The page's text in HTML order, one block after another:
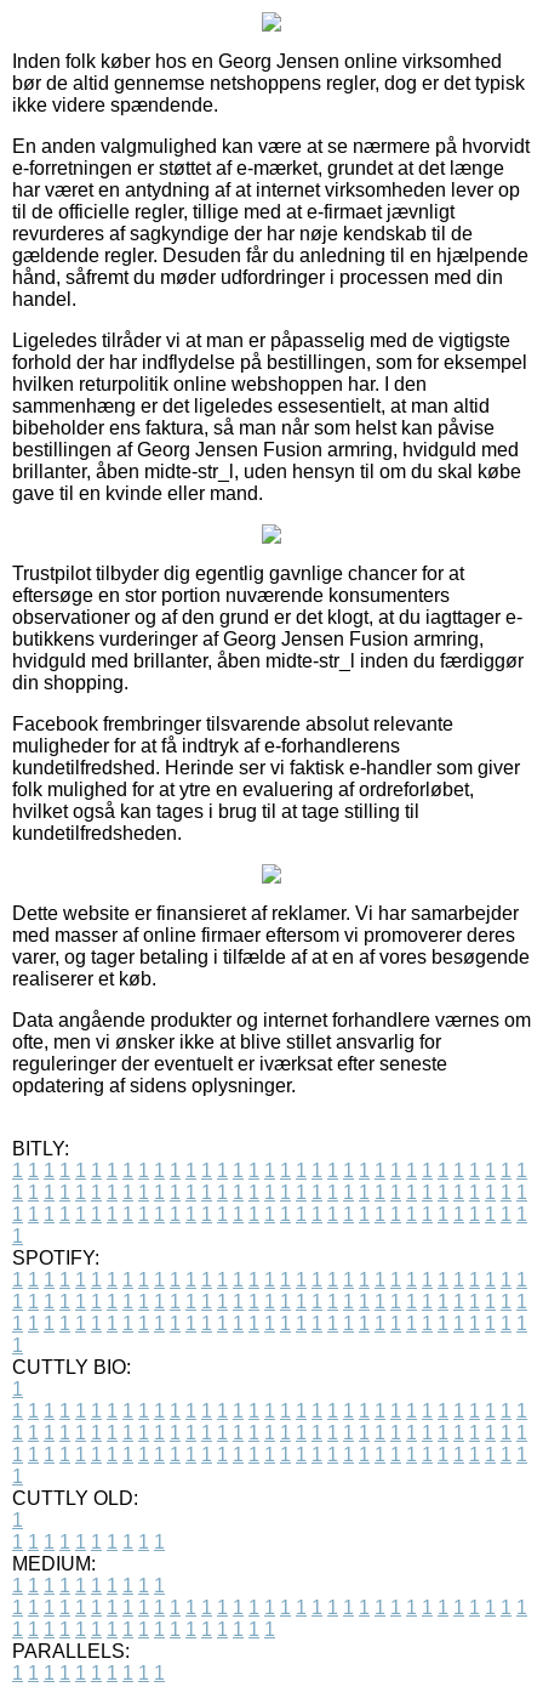
Inden folk køber hos en Georg Jensen online virksomhed
bør de altid gennemse netshoppens regler, dog er det typisk
ikke videre spændende.
En anden valgmulighed kan være at se nærmere på hvorvidt
e-forretningen er støttet af e-mærket, grundet at det længe
har været en antydning af at internet virksomheden lever op
til de officielle regler, tillige med at e-firmaet jævnligt
revurderes af sagkyndige der har nøje kendskab til de
gældende regler. Desuden får du anledning til en hjælpende
hånd, såfremt du møder udfordringer i processen med din
handel.
Ligeledes tilråder vi at man er påpasselig med de vigtigste
forhold der har indflydelse på bestillingen, som for eksempel
hvilken returpolitik online webshoppen har. I den
sammenhæng er det ligeledes essesentielt, at man altid
bibeholder ens faktura, så man når som helst kan påvise
bestillingen af Georg Jensen Fusion armring, hvidguld med
brillanter, åben midte-str_l, uden hensyn til om du skal købe
gave til en kvinde eller mand.
Trustpilot tilbyder dig egentlig gavnlige chancer for at
eftersøge en stor portion nuværende konsumenters
observationer og af den grund er det klogt, at du iagttager e-
butikkens vurderinger af Georg Jensen Fusion armring,
hvidguld med brillanter, åben midte-str_l inden du færdiggør
din shopping.
Facebook frembringer tilsvarende absolut relevante
muligheder for at få indtryk af e-forhandlerens
kundetilfredshed. Herinde ser vi faktisk e-handler som giver
folk mulighed for at ytre en evaluering af ordreforløbet,
hvilket også kan tages i brug til at tage stilling til
kundetilfredsheden.
Dette website er finansieret af reklamer. Vi har samarbejder
med masser af online firmaer eftersom vi promoverer deres
varer, og tager betaling i tilfælde af at en af vores besøgende
realiserer et køb.
Data angående produkter og internet forhandlere værnes om
ofte, men vi ønsker ikke at blive stillet ansvarlig for
reguleringer der eventuelt er iværksat efter seneste
opdatering af sidens oplysninger.
BITLY:
1 1 1 1 1 1 1 1 1 1 1 1 1 1 1 1 1 1 1 1 1 1 1 1 1 1 1 1 1 1 1 1 1
1 1 1 1 1 1 1 1 1 1 1 1 1 1 1 1 1 1 1 1 1 1 1 1 1 1 1 1 1 1 1 1 1
1 1 1 1 1 1 1 1 1 1 1 1 1 1 1 1 1 1 1 1 1 1 1 1 1 1 1 1 1 1 1 1 1
1
SPOTIFY:
1 1 1 1 1 1 1 1 1 1 1 1 1 1 1 1 1 1 1 1 1 1 1 1 1 1 1 1 1 1 1 1 1
1 1 1 1 1 1 1 1 1 1 1 1 1 1 1 1 1 1 1 1 1 1 1 1 1 1 1 1 1 1 1 1 1
1 1 1 1 1 1 1 1 1 1 1 1 1 1 1 1 1 1 1 1 1 1 1 1 1 1 1 1 1 1 1 1 1
1
CUTTLY BIO:
1
1 1 1 1 1 1 1 1 1 1 1 1 1 1 1 1 1 1 1 1 1 1 1 1 1 1 1 1 1 1 1 1 1
1 1 1 1 1 1 1 1 1 1 1 1 1 1 1 1 1 1 1 1 1 1 1 1 1 1 1 1 1 1 1 1 1
1 1 1 1 1 1 1 1 1 1 1 1 1 1 1 1 1 1 1 1 1 1 1 1 1 1 1 1 1 1 1 1 1
1
CUTTLY OLD:
1
1 1 1 1 1 1 1 1 1 1
MEDIUM:
1 1 1 1 1 1 1 1 1 1
1 1 1 1 1 1 1 1 1 1 1 1 1 1 1 1 1 1 1 1 1 1 1 1 1 1 1 1 1 1 1 1 1
1 1 1 1 1 1 1 1 1 1 1 1 1 1 1 1 1
PARALLELS:
1 1 1 1 1 1 1 1 1 1